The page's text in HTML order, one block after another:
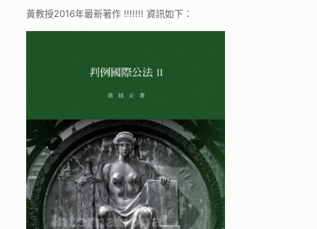
黃教授2016年最新著作 !!!!!!! 資訊如下：